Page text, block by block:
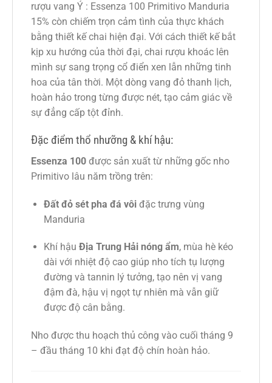
rượu vang Ý : Essenza 100 Primitivo Manduria
15% còn chiếm trọn cảm tình của thực khách
bằng thiết kế chai hiện đại. Với cách thiết kế bắt
kịp xu hướng của thời đại, chai rượu khoác lên
mình sự sang trọng cổ điển xen lẫn những tinh
hoa của tân thời. Một dòng vang đỏ thanh lịch,
hoàn hảo trong từng được nét, tạo cảm giác về
sự đẳng cấp tột đỉnh.
Đặc điểm thổ nhưỡng & khí hậu:
Essenza 100 được sản xuất từ những gốc nho
Primitivo lâu năm trồng trên:
Đất đỏ sét pha đá vôiđặc trưng vùng
Manduria
Khí hậu Địa Trung Hải nóng ẩm, mùa hè kéo
dài với nhiệt độ cao giúp nho tích tụ lượng
đường và tannin lý tưởng, tạo nên vị vang
đậm đà, hậu vị ngọt tự nhiên mà vẫn giữ
được độ cân bằng.
Nho được thu hoạch thủ công vào cuối tháng 9
– đầu tháng 10 khi đạt độ chín hoàn hảo.